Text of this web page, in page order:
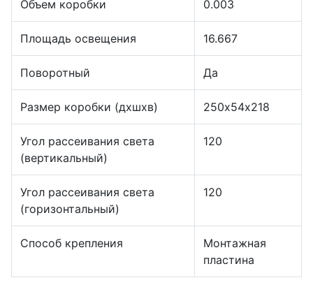
Объем коробки 0.003
Площадь освещения 16.667
Поворотный Да
Размер коробки (дхшхв) 250х54х218
Угол рассеивания света
(вертикальный)
120
Угол рассеивания света
(горизонтальный)
120
Способ крепления
Монтажная
пластина